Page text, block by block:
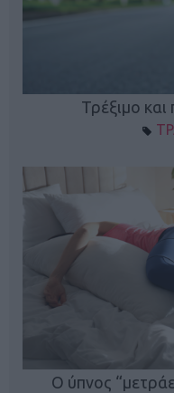
Τρέξιμο
Ο ύπνος